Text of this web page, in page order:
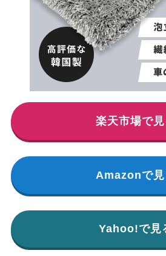
楽天市場で見
Amazonで見
Yahoo!で見